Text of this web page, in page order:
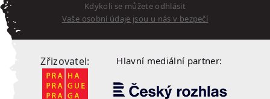
Kdykoli se můžete odhlásit
Vaše osobní údaje jsou u nás v bezpečí
Zřizovatel: Hlavní mediální partner: